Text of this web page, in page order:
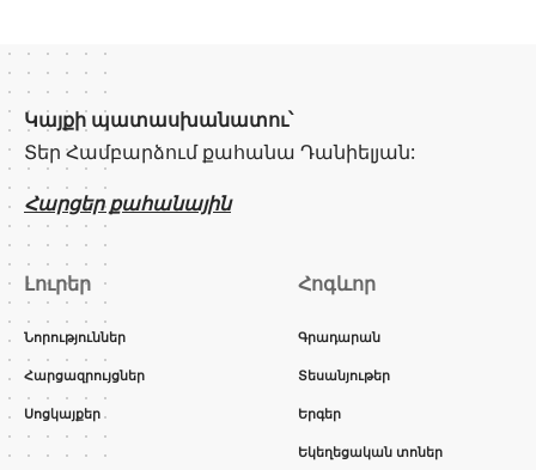
Կայքի պատասխանատու՝
Տեր Համբարձում քահանա Դանիելյան:
Հարցեր քահանային
Լուրեր
Նորություններ
Հարցազրույցներ
Սոցկայքեր
Հոգևոր
Գրադարան
Տեսանյութեր
Երգեր
Եկեղեցական տոներ